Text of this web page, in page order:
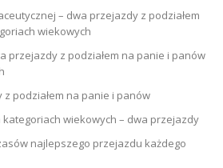
– dwa przejazdy z podziałem
wiekowych
przejazdy z podziałem na panie i panów
podziałem na panie i panów
wiekowych – dwa przejazdy
najlepszego przejazdu każdego